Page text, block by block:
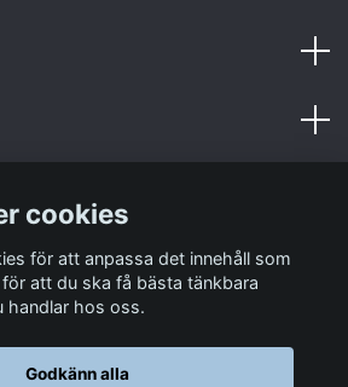
cookies
för att anpassa det innehåll som
att du ska få bästa tänkbara
handlar hos oss.
Godkänn alla